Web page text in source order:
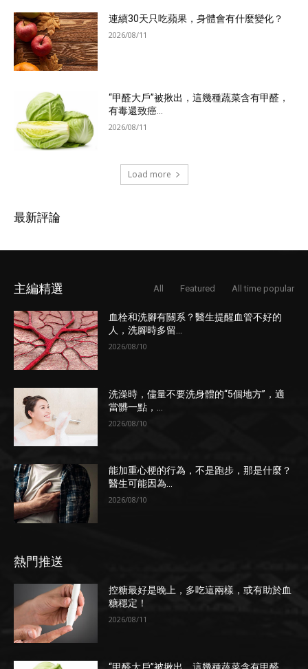
連續30天只吃蘋果，身體會有什麼變化？
2026/08/11
“甲醛大戶”被揪出，這幾種蔬菜含有甲醛，
有毒還致癌...
2026/08/11
Load more
最新評論
主編精選 All Featured All time popular
血栓和洗腳有關系？醫生提醒血管不好的
人，洗腳時多留...
2026/08/10
洗澡時，儘量不要洗身體的“5個地方”，適
當髒一點，...
2026/08/10
能加重心梗的行為，不是跑步，那是什麼？
醫生可能因為...
2026/08/10
熱門推送
控糖最好是晚上，多吃這兩樣，或有助於血
糖穩定！
2026/08/11
“甲醛大戶”被揪出，這幾種蔬菜含有甲醛，